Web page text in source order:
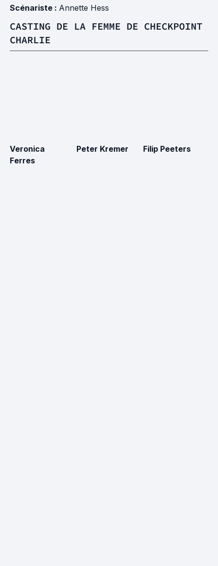
Scénariste : Annette Hess
CASTING DE LA FEMME DE CHECKPOINT
CHARLIE
Veronica
Ferres
Peter Kremer Filip Peeters